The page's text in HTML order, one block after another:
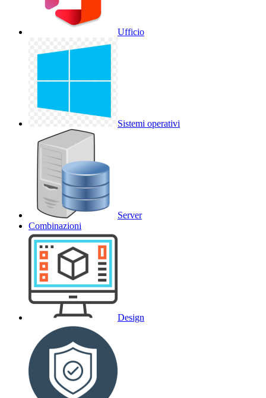
Ufficio
Sistemi operativi
Server
Combinazioni
Design